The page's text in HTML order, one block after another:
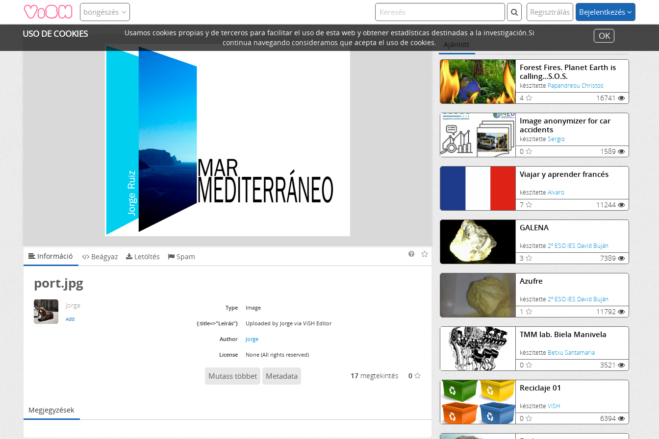
USO DE COOKIES
Usamos cookies propias y de terceros para facilitar el uso de esta web y obtener estadísticas destinadas a la investigación.Si
continua navegando consideramos que acepta el uso de cookies.
OK
böngészés Regisztrálás Bejelentkezés
Ajánlott
Forest Fires. Planet Earth is
calling...S.O.S.
készítette Papandreou Christos
4 16741
Image anonymizer for car
accidents
készítette Sergio
0 1589
Viajar y aprender francés
készítette Alvaro
7 11244
GALENA
készítette 2º ESO IES David Buján
3 7389
Azufre
készítette 2º ESO IES David Buján
1 11792
TMM lab. Biela Manivela
készítette Betxu Santamaria
0 3521
Reciclaje 01
készítette ViSH
0 6394
Információ Beágyaz Letöltés Spam
port.jpg
Jorge Type Image
{:title=>"Leírás"} Uploaded by Jorge via ViSH Editor
Author Jorge
License None (All rights reserved)
Mutass többet Metadata 17 megtekintés 0
Megjegyzések